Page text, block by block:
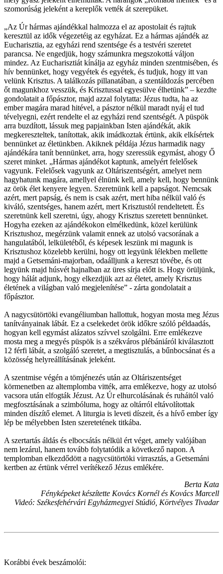
szomorúság jeleként a kereplők vették át szerepüket.
„Az Úr hármas ajándékkal halmozza el az apostolait és rajtuk
keresztül az idők végezetéig az egyházat. Ez a hármas ajándék az
Eucharisztia, az egyházi rend szentsége és a testvéri szeretet
parancsa. Ne engedjük, hogy számunkra megszokottá váljon
mindez. Az Eucharisztiát kínálja az egyház minden szentmisében, és
hív bennünket, hogy vegyétek és egyétek, és tudjuk, hogy itt van
velünk Krisztus. A találkozás pillanatában, a szentáldozás percében
őt magunkhoz vesszük, és Krisztussal egyesülve élhetünk” – kezdte
gondolatait a főpásztor, majd azzal folytatta: Jézus tudta, ha az
ember magára marad hitével, a pásztor nélkül maradt nyáj el tud
tévelyegni, ezért rendelte el az egyházi rend szentségét. A püspök
arra buzdított, lássuk meg papjainkban Isten ajándékát, akik
megkereszteltek, tanítottak, akik imádkoztak értünk, akik elkísértek
bennünket az életünkben. Akiknek példája Jézus harmadik nagy
ajándékára tanít bennünket, arra, hogy szeressük egymást, ahogy Ő
szeret minket. „Hármas ajándékot kaptunk, amelyért felelősek
vagyunk. Felelősek vagyunk az Oltáriszentségért, amelyet nem
hagyhatunk magára, amellyel élnünk kell, amely kell, hogy bennünk
az örök élet kenyere legyen. Szeretnünk kell a papságot. Nemcsak
azért, mert papság, és nem is csak azért, mert hiba nélkül való és
kiváló, szentséges, hanem azért, mert Krisztustól rendeltetett. És
szeretnünk kell szeretni, úgy, ahogy Krisztus szeretett bennünket.
Hogyha ezeken az ajándékokon elmélkedünk, közel kerülünk
Krisztushoz, megérzünk valamit ennek az utolsó vacsorának a
hangulatából, lelkületéből, és képesek leszünk mi magunk is
Krisztushoz közelebb kerülni, hogy ott legyünk lélekben mellette
majd a Getsemáni-majorban, odaálljunk a kereszt tövébe, és ott
legyünk majd húsvét hajnalban az üres sírja előtt is. Hogy örüljünk,
hogy hálát adjunk, hogy elkezdjük azt az életet, amely Krisztus
életének a világban való megjelenítése” - zárta gondolatait a
főpásztor.
A nagycsütörtöki evangéliumban hallottuk, hogyan mosta meg Jézus
tanítványainak lábát. Ez a cselekedet örök időkre szóló példaadás,
hogyan kell egymást alázatos szívvel szolgálni. Erre emlékezve
mosta meg a megyés püspök is a székváros plébániáról kiválasztott
12 férfi lábát, a szolgáló szeretet, a megtisztulás, a bűnbocsánat és a
közösség helyreállításának jeleként.
A szentmise végén a tömjénezés után az Oltáriszentséget
körmenetben az altemplomba vitték, arra emlékezve, hogy az utolsó
vacsora után elfogták Jézust. Az Úr elhurcolásának és ruháitól való
megfosztásának a szimbóluma, hogy az oltárról eltávolítottak
minden díszítő elemet. A liturgia is leveti díszeit, és a hívő ember így
lép be mélyebben Isten szeretetének titkába.
A szertartás áldás és elbocsátás nélkül ért véget, amely valójában
nem lezárul, hanem tovább folytatódik a következő napon. A
templomban elkezdődött a nagycsütörtöki virrasztás, a Getsemáni
kertben az értünk vérrel verítékező Jézus emlékére.
Berta Kata
Fényképeket készítette Kovács Kornél és Kovács Marcell
Videó: Székesfehérvári Egyházmegyei Stúdió, Körtvélyes Tivadar
Korábbi évek beszámolói: